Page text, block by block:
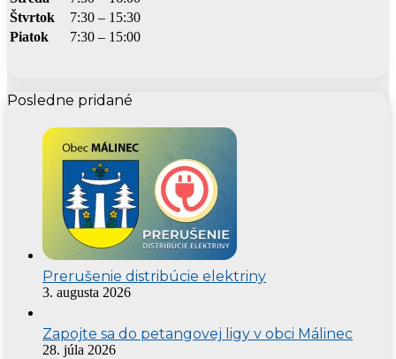
Štvrtok
7:30 – 15:30
Piatok
7:30 – 15:00
Posledne pridané
Prerušenie distribúcie elektriny
3. augusta 2026
Zapojte sa do petangovej ligy v obci Málinec
28. júla 2026